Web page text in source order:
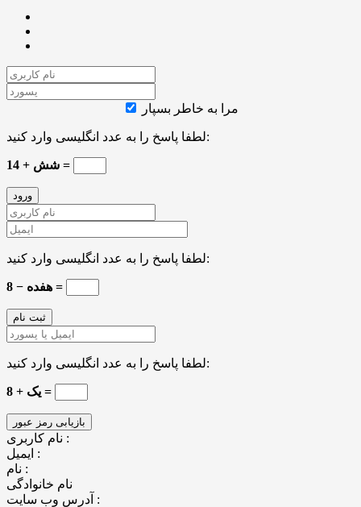
مرا به خاطر بسپار
لطفا پاسخ را به عدد انگلیسی وارد کنید:
شش + 14 =
لطفا پاسخ را به عدد انگلیسی وارد کنید:
هفده − 8 =
لطفا پاسخ را به عدد انگلیسی وارد کنید:
8 + یک =
نام کاربری :
ایمیل :
نام :
نام خانوادگی
آدرس وب سایت :